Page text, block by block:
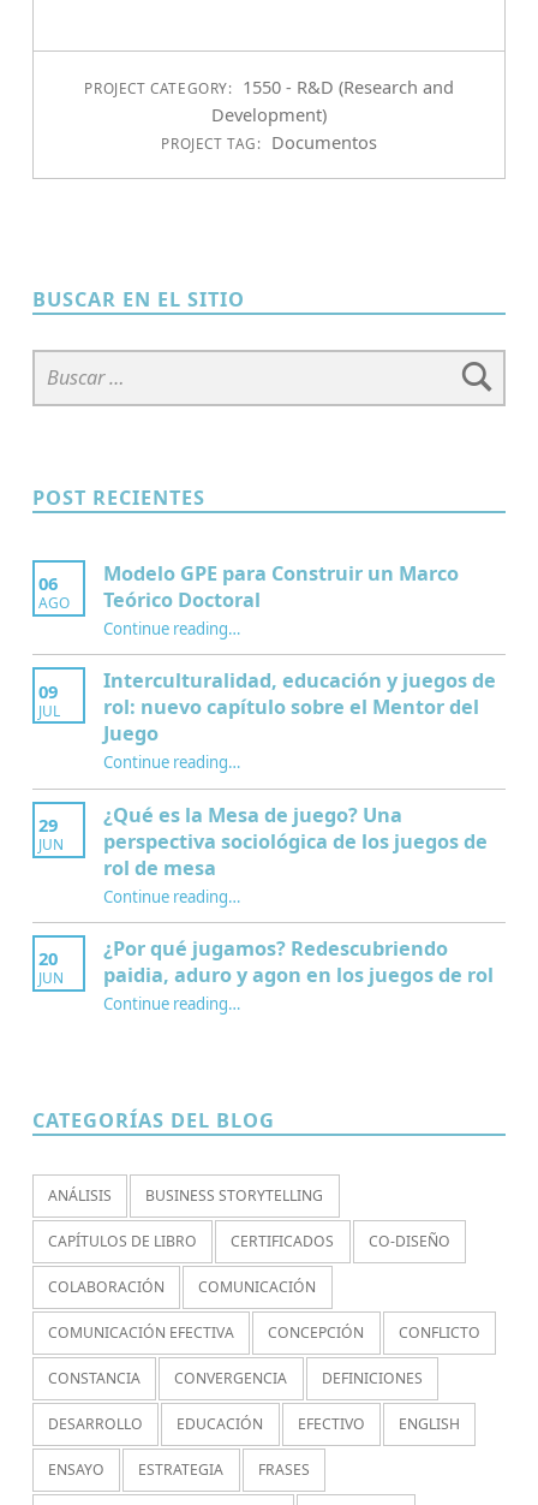
PROJECT CATEGORY:
1550 - R&D (Research and
Development)
PROJECT TAG: Documentos
BUSCAR EN EL SITIO
Buscar:
POST RECIENTES
06
AGO
Modelo GPE para Construir un Marco
Teórico Doctoral
Continue reading“Modelo GPE para Construir un Marco Teórico Doctoral”
…
09
JUL
Interculturalidad, educación y juegos de
rol: nuevo capítulo sobre el Mentor del
Juego
Continue reading“Interculturalidad, educación y juegos de rol: nuevo capítulo sobre el Mentor del Juego”
…
29
JUN
¿Qué es la Mesa de juego? Una
perspectiva sociológica de los juegos de
rol de mesa
Continue reading“¿Qué es la Mesa de juego? Una perspectiva sociológica de los juegos de rol de mesa”
…
20
JUN
¿Por qué jugamos? Redescubriendo
paidia, aduro y agon en los juegos de rol
Continue reading“¿Por qué jugamos? Redescubriendo paidia, aduro y agon en los juegos de rol”
…
CATEGORÍAS DEL BLOG
ANÁLISIS BUSINESS STORYTELLING
CAPÍTULOS DE LIBRO CERTIFICADOS CO-DISEÑO
COLABORACIÓN COMUNICACIÓN
COMUNICACIÓN EFECTIVA CONCEPCIÓN CONFLICTO
CONSTANCIA CONVERGENCIA DEFINICIONES
DESARROLLO EDUCACIÓN EFECTIVO ENGLISH
ENSAYO ESTRATEGIA FRASES